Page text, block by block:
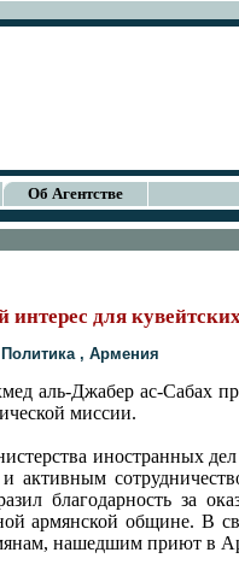
Об Агентстве
для
Политика , Армения
аль-Джабер ас-Сабах
миссии.
иностранных
благодарность за
армянской общине. В
нашедшим приют в